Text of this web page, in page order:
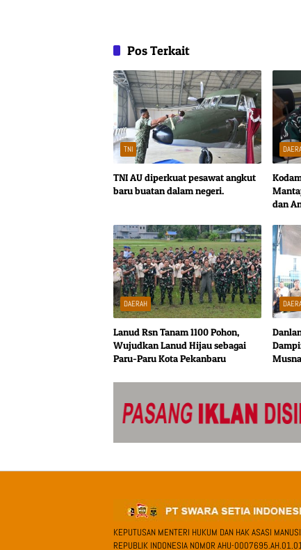
Pos Terkait
TNI
TNI AU diperkuat pesawat angkut
baru buatan dalam negeri.
dan
DAERAH
Lanud Rsn Tanam 1100 Pohon,
Wujudkan Lanud Hijau sebagai
Paru-Paru Kota Pekanbaru
KEPUTUSAN MENTERI HUKUM DAN HAK ASASI
REPUBLIK INDONESIA NOMOR AHU-